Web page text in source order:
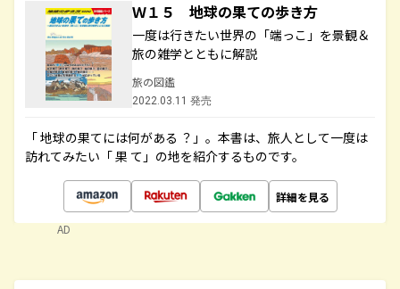
Ｗ１５ 地球の果ての歩き方
一度は行きたい世界の「端っこ」を景観＆
旅の雑学とともに解説
旅の図鑑
2022.03.11 発売
「 地球の果てには何がある ？」。本書は、旅人として一度は
訪れてみたい「 果 て」の地を紹介するものです。
詳細を見る
AD